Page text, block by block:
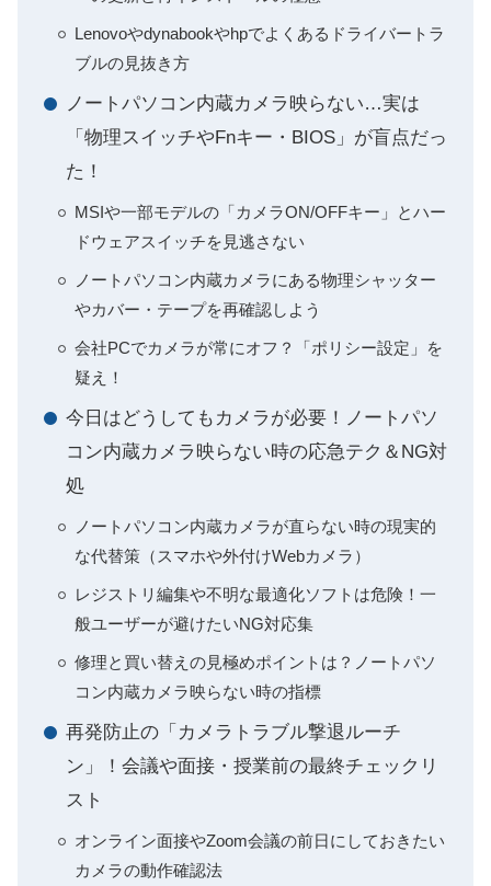
Lenovoやdynabookやhpでよくあるドライバートラ
ブルの見抜き方
ノートパソコン内蔵カメラ映らない…実は
「物理スイッチやFnキー・BIOS」が盲点だっ
た！
MSIや一部モデルの「カメラON/OFFキー」とハー
ドウェアスイッチを見逃さない
ノートパソコン内蔵カメラにある物理シャッター
やカバー・テープを再確認しよう
会社PCでカメラが常にオフ？「ポリシー設定」を
疑え！
今日はどうしてもカメラが必要！ノートパソ
コン内蔵カメラ映らない時の応急テク＆NG対
処
ノートパソコン内蔵カメラが直らない時の現実的
な代替策（スマホや外付けWebカメラ）
レジストリ編集や不明な最適化ソフトは危険！一
般ユーザーが避けたいNG対応集
修理と買い替えの見極めポイントは？ノートパソ
コン内蔵カメラ映らない時の指標
再発防止の「カメラトラブル撃退ルーチ
ン」！会議や面接・授業前の最終チェックリ
スト
オンライン面接やZoom会議の前日にしておきたい
カメラの動作確認法